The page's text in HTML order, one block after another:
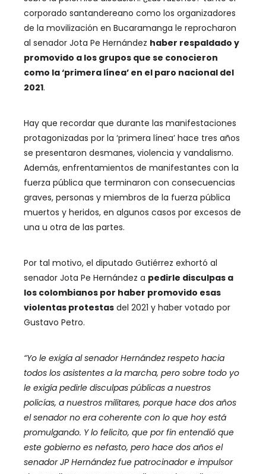
corporado santandereano como los organizadores
de la movilización en Bucaramanga le reprocharon
al senador Jota Pe Hernández haber respaldado y
promovido a los grupos que se conocieron
como la ‘primera línea’ en el paro nacional del
2021.
Hay que recordar que durante las manifestaciones
protagonizadas por la ‘primera línea’ hace tres años
se presentaron desmanes, violencia y vandalismo.
Además, enfrentamientos de manifestantes con la
fuerza pública que terminaron con consecuencias
graves, personas y miembros de la fuerza pública
muertos y heridos, en algunos casos por excesos de
una u otra de las partes.
Por tal motivo, el diputado Gutiérrez exhortó al
senador Jota Pe Hernández a pedirle disculpas a
los colombianos por haber promovido esas
violentas protestas del 2021 y haber votado por
Gustavo Petro.
“Yo le exigía al senador Hernández respeto hacia
todos los asistentes a la marcha, pero sobre todo yo
le exigía pedirle disculpas públicas a nuestros
policías, a nuestros militares, porque hace dos años
el senador no era coherente con lo que hoy está
promulgando. Y lo felicito, que por fin entendió que
este gobierno es nefasto, pero hace dos años el
senador JP Hernández fue patrocinador e impulsor